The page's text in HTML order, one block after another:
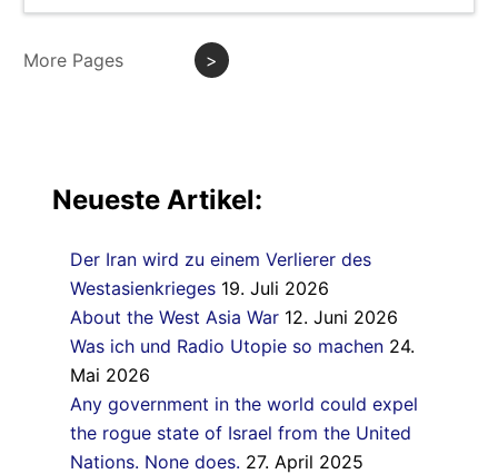
More Pages >
Neueste Artikel:
Der Iran wird zu einem Verlierer des
Westasienkrieges 19. Juli 2026
About the West Asia War 12. Juni 2026
Was ich und Radio Utopie so machen 24.
Mai 2026
Any government in the world could expel
the rogue state of Israel from the United
Nations. None does. 27. April 2025